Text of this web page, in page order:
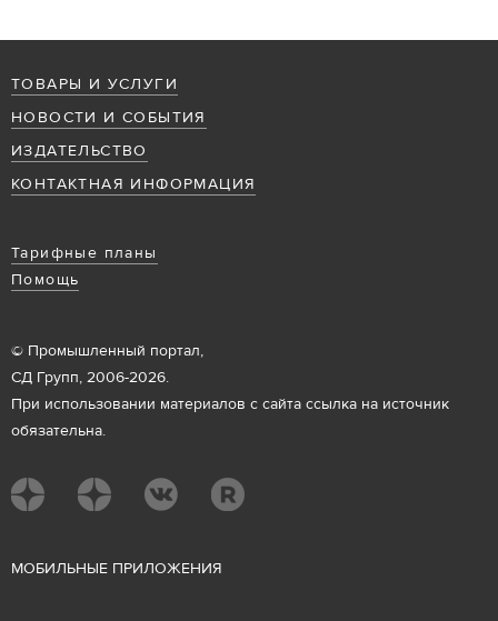
ТОВАРЫ И УСЛУГИ
НОВОСТИ И СОБЫТИЯ
ИЗДАТЕЛЬСТВО
КОНТАКТНАЯ ИНФОРМАЦИЯ
Тарифные планы
Помощь
© Промышленный портал,
СД Групп, 2006-2026.
При использовании материалов с сайта ссылка на источник
обязательна.
МОБИЛЬНЫЕ ПРИЛОЖЕНИЯ